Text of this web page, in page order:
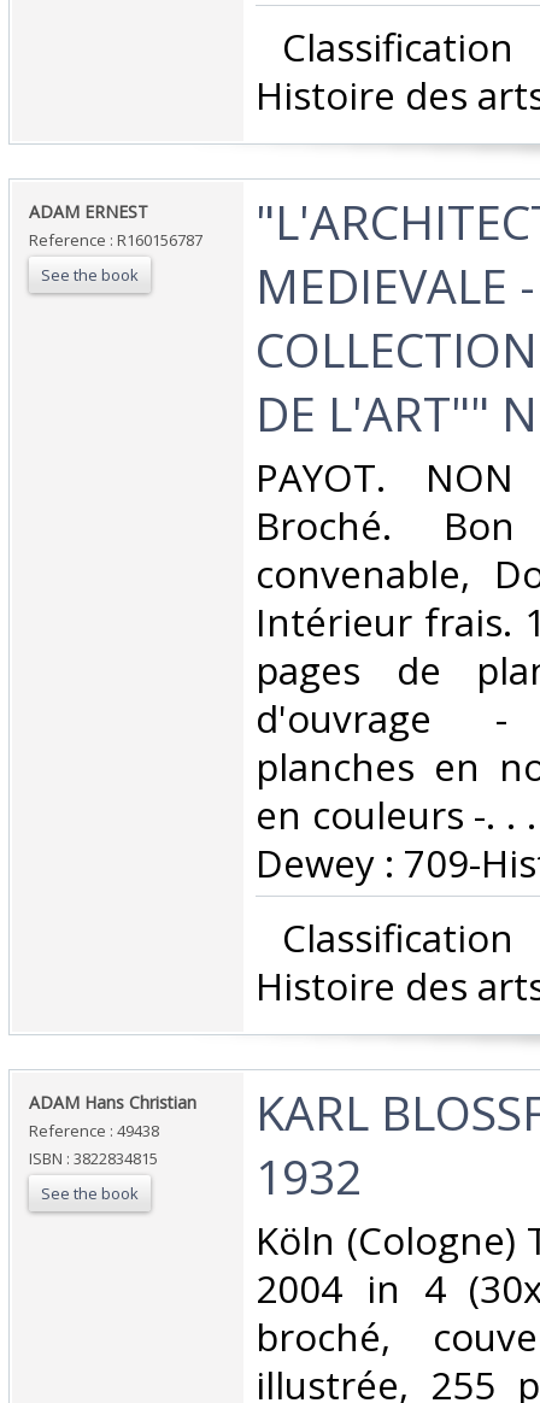
Histoire des
‎ADAM ERNEST‎
Reference : R160156787
See the book
MEDIEVALE
DE L'ART""
‎PAYOT.
Broché.
convenable,
Intérieur frais.
pages de
d'ouvrage -
planches en
en couleurs -. .
Dewey : 709-
Histoire des
‎ADAM Hans Christian ‎
Reference : 49438
ISBN : 3822834815
See the book
‎KARL
1932 ‎
‎Köln (Cologne)
2004 in 4
broché,
illustrée, 255